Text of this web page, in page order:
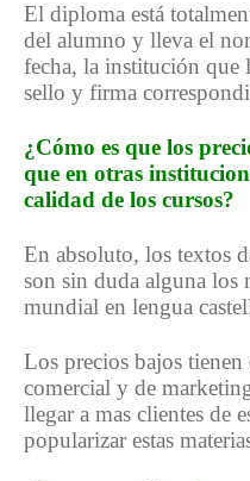
El diploma está
del alumno y lleva el
fecha, la institución
sello y firma
¿Cómo es que los
que en otras
calidad de los cursos?
En absoluto, los textos
son sin duda alguna los
mundial en lengua
Los precios bajos
comercial y de
llegar a mas clientes de
popularizar estas